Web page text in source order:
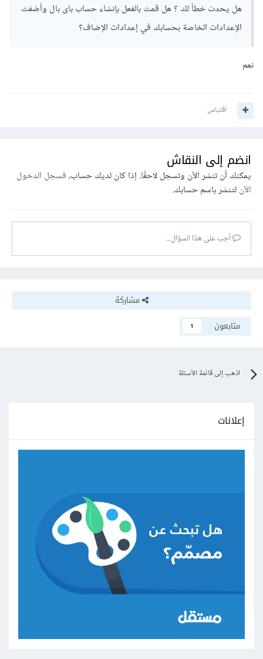
هل يحدث خطأ لك ؟ هل قمت بالفعل بإنشاء حساب باى بال وأضفت
الإعدادات الخاصة بحسابك في إعدادات الإضاف؟
نعم
اقتباس
انضم إلى النقاش
يمكنك أن تنشر الآن وتسجل لاحقًا. إذا كان لديك حساب،فسجل الدخول
الآنلتنشر باسم حسابك.
أجب على هذا السؤال...
مشاركة
متابعون
1
اذهب إلى قائمة الأسئلة
إعلانات